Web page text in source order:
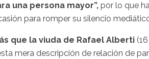
una persona mayor”, por lo que
para romper su silencio
que la viuda de Rafael Alberti
mera descripción de relación de